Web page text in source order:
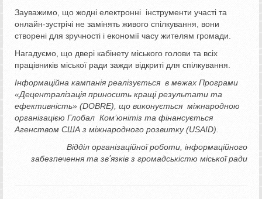
Зауважимо, що жодні електронні інструменти участі та
онлайн-зустрічі не замінять живого спілкування, вони
створені для зручності і економії часу жителям громади.
Нагадуємо, що двері кабінету міського голови та всіх
працівників міської ради зажди відкриті для спілкування.
Інформаційна кампанія реалізується в межах Програми
«Децентралізація приносить кращі результати та
ефективність» (DOBRE) , що виконується міжнародною
організацією Глобал Ком’юнітіз та фінансується
Агенством США з міжнародного розвитку (USAID)
Відділ організаційної роботи, інформаційного
забезпечення та звʼязків з громадськістю міської ради